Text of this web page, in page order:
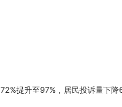
提升至97%，居民投诉量下降